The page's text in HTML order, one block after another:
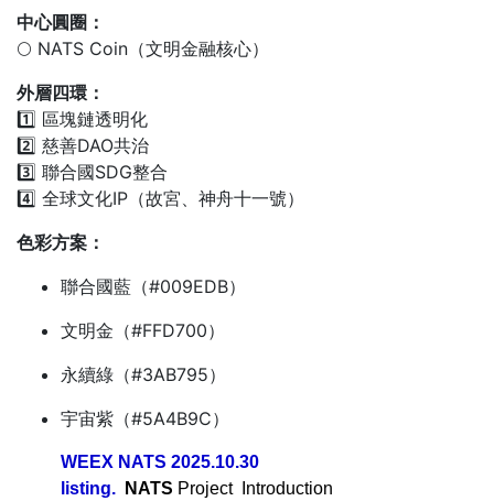
中心圓圈：
🌕 NATS Coin（文明金融核心）
外層四環：
1️⃣ 區塊鏈透明化
2️⃣ 慈善DAO共治
3️⃣ 聯合國SDG整合
4️⃣ 全球文化IP（故宮、神舟十一號）
色彩方案：
聯合國藍（#009EDB）
文明金（#FFD700）
永續綠（#3AB795）
宇宙紫（#5A4B9C）
WEEX NATS 2025.10.30
listing.
NATS Project Introduction